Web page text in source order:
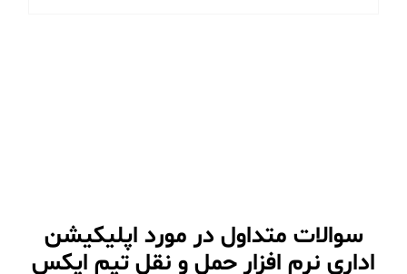
سوالات متداول در مورد اپلیکیشن
اداری نرم افزار حمل و نقل تیم ایکس